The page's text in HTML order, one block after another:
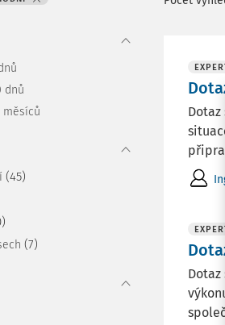
dnů
měsíců
(45)
(7)